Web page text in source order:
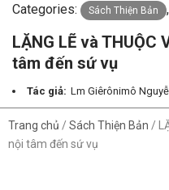
Categories: Sách Thiện Bản ,
LẶNG LẼ và THUỘC
tâm đến sứ vụ
Tác giả: Lm Giêrônimô
Trang chủ / Sách Thiện Bản /
nội tâm đến sứ vụ